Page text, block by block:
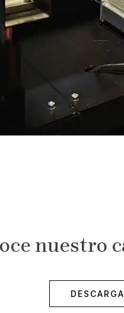
nuestro